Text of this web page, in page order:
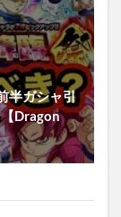
半ガシャ引
Dragon